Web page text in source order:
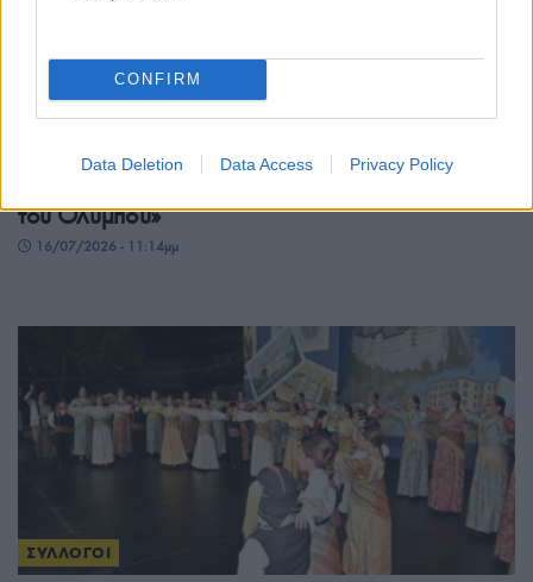
CONFIRM
Data Deletion Data Access Privacy Policy
ΣΥΛΛΟΓΟΙ
Ο Σύλλογος Ποντίων Μακροχωρίου ανέδειξε τη
«Γαστρονομικές Συναντήσεις στους Πρόποδες
του Ολύμπου»
16/07/2026 - 11:14μμ
ΣΥΛΛΟΓΟΙ